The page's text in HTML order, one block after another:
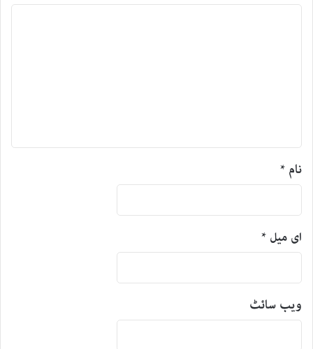
نام *
ای میل *
ویب‌ سائٹ